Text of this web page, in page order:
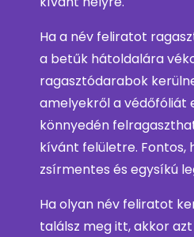
Ha a név feliratot
a betűk hátoldalára
ragasztódarabok
amelyekről a védőfóliát
könnyedén
kívánt felületre. Fontos,
zsírmentes és egysíkú
Ha olyan név feliratot
találsz meg itt, akkor azt